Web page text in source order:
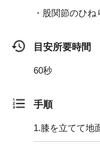
・股関節のひ
目安所要時間
60秒
手順
1.膝を立てて地